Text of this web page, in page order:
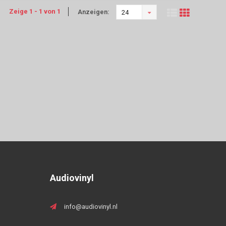
Zeige 1 - 1 von 1 Anzeigen: 24
Audiovinyl
info@audiovinyl.nl